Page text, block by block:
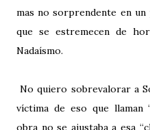
mas no sorprendente en un
que se estremecen de
Nadaísmo.
No quiero sobrevalorar a
víctima de eso que llaman
obra no se ajustaba a esa